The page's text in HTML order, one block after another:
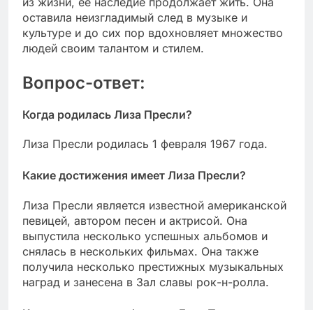
оставила неизгладимый след в музыке и
культуре и до сих пор вдохновляет множество
людей своим талантом и стилем.
Вопрос-ответ:
Когда родилась Лиза Пресли?
Лиза Пресли родилась 1 февраля 1967 года.
Какие достижения имеет Лиза Пресли?
Лиза Пресли является известной американской
певицей, автором песен и актрисой. Она
выпустила несколько успешных альбомов и
снялась в нескольких фильмах. Она также
получила несколько престижных музыкальных
наград и занесена в Зал славы рок-н-ролла.